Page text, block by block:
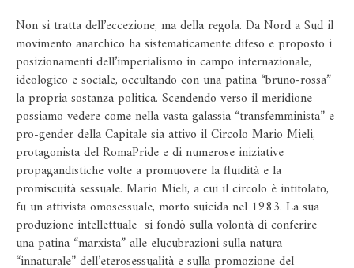
Non si tratta dell’eccezione, ma della regola. Da Nord a Sud il
movimento anarchico ha sistematicamente difeso e proposto i
posizionamenti dell’imperialismo in campo internazionale,
ideologico e sociale, occultando con una patina “bruno-rossa”
la propria sostanza politica. Scendendo verso il meridione
possiamo vedere come nella vasta galassia “transfemminista” e
pro-gender della Capitale sia attivo il Circolo Mario Mieli,
protagonista del RomaPride e di numerose iniziative
propagandistiche volte a promuovere la fluidità e la
promiscuità sessuale. Mario Mieli, a cui il circolo è intitolato,
fu un attivista omosessuale, morto suicida nel 1983. La sua
produzione intellettuale si fondò sulla volontà di conferire
una patina “marxista” alle elucubrazioni sulla natura
“innaturale” dell’eterosessualità e sulla promozione del